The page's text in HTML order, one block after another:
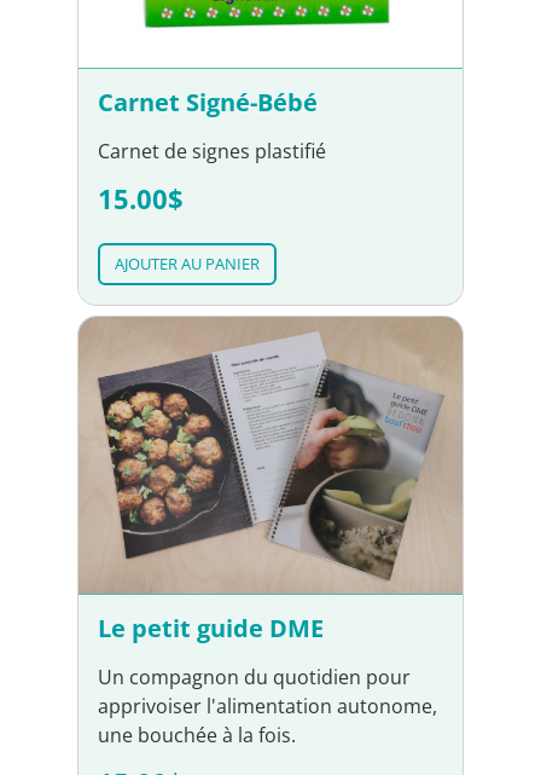
Carnet Signé-Bébé
Carnet de signes plastifié
15.00$
AJOUTER AU PANIER
Le petit guide DME
Un compagnon du quotidien pour
apprivoiser l'alimentation autonome,
une bouchée à la fois.